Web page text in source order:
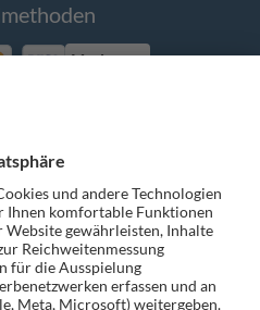
Vorkasse
Social Media